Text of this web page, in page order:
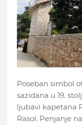
Poseban simbol
sazidana u 19.
ljubavi kapetana
Rasol. Penjanje